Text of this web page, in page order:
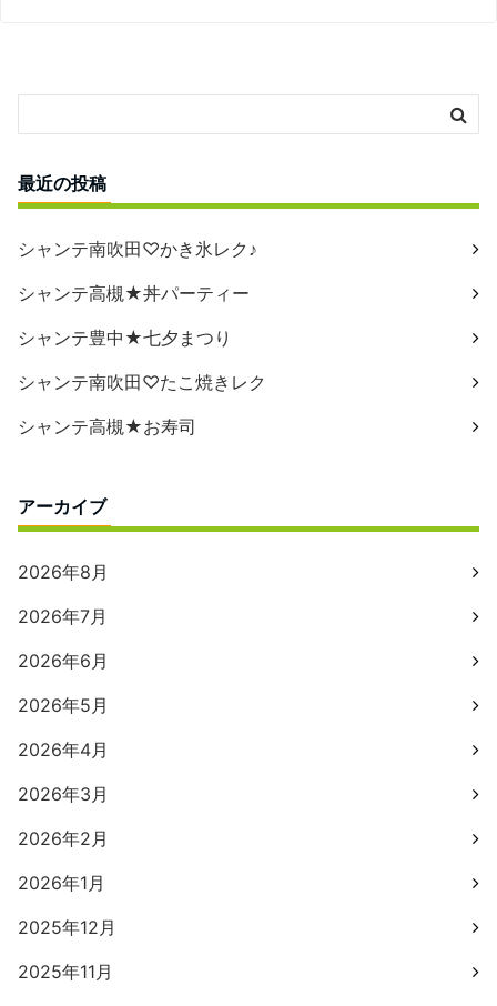
最近の投稿
シャンテ南吹田♡かき氷レク♪
シャンテ高槻★丼パーティー
シャンテ豊中★七夕まつり
シャンテ南吹田♡たこ焼きレク
シャンテ高槻★お寿司
アーカイブ
2026年8月
2026年7月
2026年6月
2026年5月
2026年4月
2026年3月
2026年2月
2026年1月
2025年12月
2025年11月